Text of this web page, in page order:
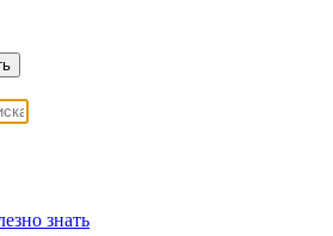
знать